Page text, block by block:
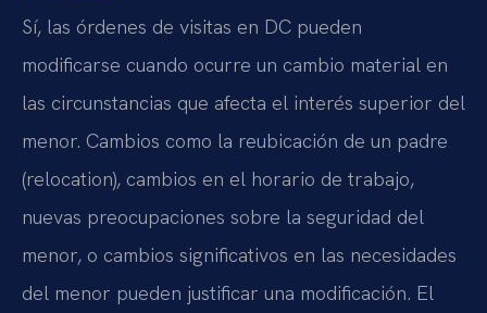
Sí, las órdenes de visitas en DC pueden
modificarse cuando ocurre un cambio material en
las circunstancias que afecta el interés superior del
menor. Cambios como la reubicación de un padre
(relocation), cambios en el horario de trabajo,
nuevas preocupaciones sobre la seguridad del
menor, o cambios significativos en las necesidades
del menor pueden justificar una modificación. El